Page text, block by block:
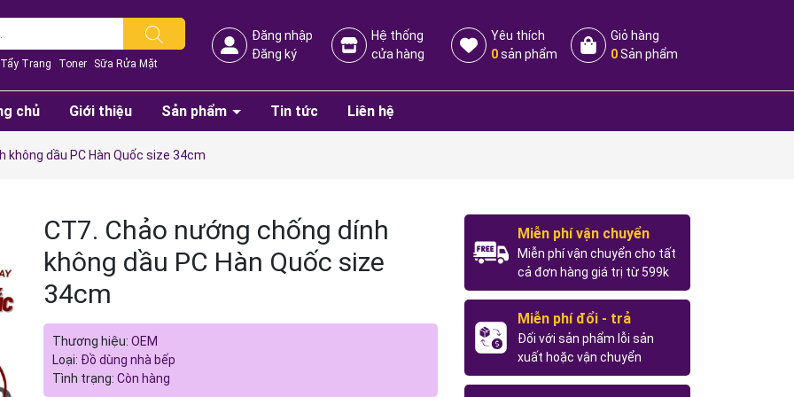
Tẩy Trang Toner Sữa Rửa Mặt
Đăng nhập
Đăng ký
Hệ thống
cửa hàng
Yêu thích
0sản phẩm
Giỏ hàng
0Sản phẩm
chủ Giới thiệu Sản phẩm Tin tức Liên hệ
không dầu PC Hàn Quốc size 34cm
CT7. Chảo nướng chống dính
không dầu PC Hàn Quốc size
34cm
Thương hiệu: OEM
Loại: Đồ dùng nhà bếp
Tình trạng: Còn hàng
Miễn phí vận chuyển
Miễn phí vận chuyển cho tất
cả đơn hàng giá trị từ 599k
Miễn phí đổi - trả
Đối với sản phẩm lỗi sản
xuất hoặc vận chuyển
Điều kiện: